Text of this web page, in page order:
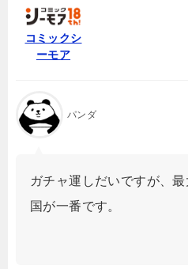
コミックシ
ーモア
パンダ
ガチャ運しだいですが、
国が一番です。